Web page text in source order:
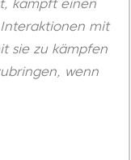
kämpft einen
mit
sie zu kämpfen
wenn